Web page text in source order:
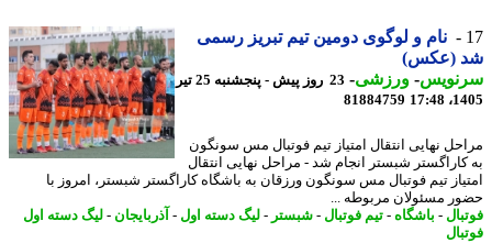
نام و لوگوی دومین تیم تبریز رسمی
(عکس)
-ورزشی-
23 روز پیش - پنجشنبه 25 تیر
81884759
نهایی انتقال امتیاز تیم فوتبال مس سونگون
شبستر انجام شد - مراحل نهایی انتقال
تیم فوتبال مس سونگون ورزقان به باشگاه کاراگستر شبستر، امروز با
مسئولان مربوطه ...
-باشگاه-تیم فوتبال-شبستر-لیگ دسته اول-آذربایجان-لیگ دسته اول